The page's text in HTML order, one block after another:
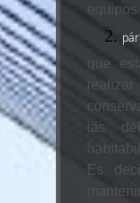
que
las
Es